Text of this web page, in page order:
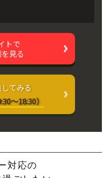
トで
見る
てみる
～18:30）
対応の